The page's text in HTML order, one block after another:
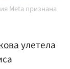
Meta признана
улетела